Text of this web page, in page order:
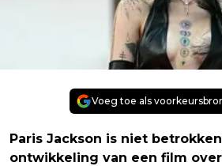
Voeg toe als
Paris Jackson is niet
ontwikkeling van een film